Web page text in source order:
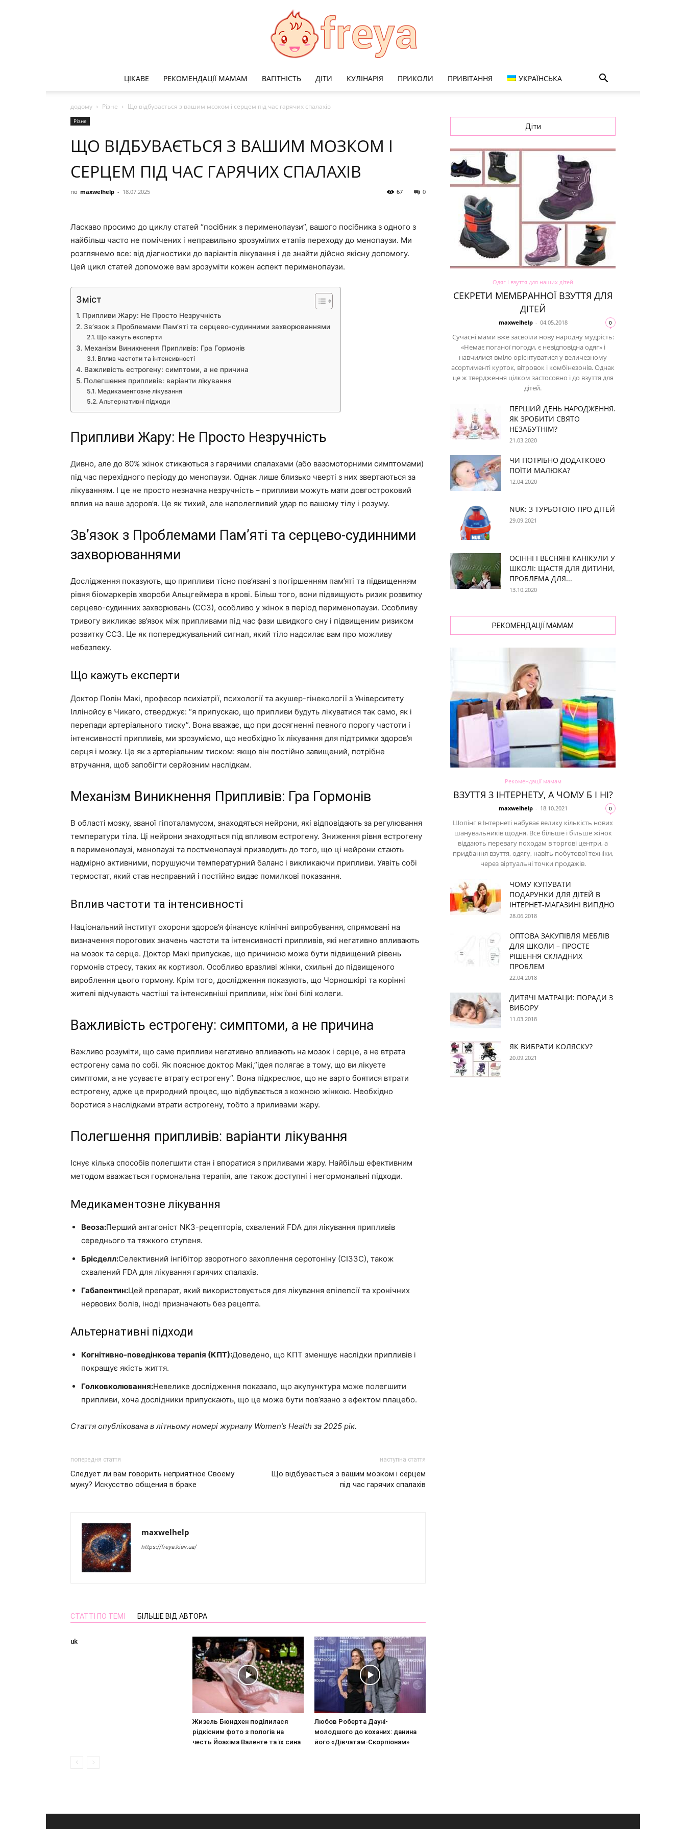
ЦІКАВЕ РЕКОМЕНДАЦІЇ МАМАМ ВАГІТНІСТЬ ДІТИ КУЛІНАРІЯ ПРИКОЛИ ПРИВІТАННЯ УКРАЇНСЬКА
додому Різне Що відбувається з вашим мозком і серцем під час гарячих спалахів
Різне
ЩО ВІДБУВАЄТЬСЯ З ВАШИМ МОЗКОМ І
СЕРЦЕМ ПІД ЧАС ГАРЯЧИХ СПАЛАХІВ
по maxwelhelp - 18.07.2025 0
67
Ласкаво просимо до циклу статей “посібник з перименопаузи”, вашого посібника з одного з
найбільш часто не помічених і неправильно зрозумілих етапів переходу до менопаузи. Ми
розглянемо все: від діагностики до варіантів лікування і де знайти дійсно якісну допомогу.
Цей цикл статей допоможе вам зрозуміти кожен аспект перименопаузи.
Зміст
Припливи Жару: Не Просто Незручність
Зв’язок з Проблемами Пам’яті та серцево-судинними захворюваннями
Що кажуть експерти
Механізм Виникнення Припливів: Гра Гормонів
Вплив частоти та інтенсивності
Важливість естрогену: симптоми, а не причина
Полегшення припливів: варіанти лікування
Медикаментозне лікування
Альтернативні підходи
Припливи Жару: Не Просто Незручність
Дивно, але до 80% жінок стикаються з гарячими спалахами (або вазомоторними симптомами)
під час перехідного періоду до менопаузи. Однак лише близько чверті з них звертаються за
лікуванням. І це не просто незначна незручність – припливи можуть мати довгостроковий
вплив на ваше здоров’я. Це як тихий, але наполегливий удар по вашому тілу і розуму.
Зв’язок з Проблемами Пам’яті та серцево-судинними
захворюваннями
Дослідження показують, що припливи тісно пов’язані з погіршенням пам’яті та підвищенням
рівня біомаркерів хвороби Альцгеймера в крові. Більш того, вони підвищують ризик розвитку
серцево-судинних захворювань (ССЗ), особливо у жінок в період перименопаузи. Особливу
тривогу викликає зв’язок між припливами під час фази швидкого сну і підвищеним ризиком
розвитку ССЗ. Це як попереджувальний сигнал, який тіло надсилає вам про можливу
небезпеку.
Що кажуть експерти
Доктор Полін Макі, професор психіатрії, психології та акушер-гінекології з Університету
Іллінойсу в Чикаго, стверджує: “я припускаю, що припливи будуть лікуватися так само, як і
перепади артеріального тиску”. Вона вважає, що при досягненні певного порогу частоти і
інтенсивності припливів, ми зрозуміємо, що необхідно їх лікування для підтримки здоров’я
серця і мозку. Це як з артеріальним тиском: якщо він постійно завищений, потрібне
втручання, щоб запобігти серйозним наслідкам.
Механізм Виникнення Припливів: Гра Гормонів
В області мозку, званої гіпоталамусом, знаходяться нейрони, які відповідають за регулювання
температури тіла. Ці нейрони знаходяться під впливом естрогену. Зниження рівня естрогену
в перименопаузі, менопаузі та постменопаузі призводить до того, що ці нейрони стають
надмірно активними, порушуючи температурний баланс і викликаючи припливи. Уявіть собі
термостат, який став несправний і постійно видає помилкові показання.
Вплив частоти та інтенсивності
Національний інститут охорони здоров’я фінансує клінічні випробування, спрямовані на
визначення порогових значень частоти та інтенсивності припливів, які негативно впливають
на мозок та серце. Доктор Макі припускає, що причиною може бути підвищений рівень
гормонів стресу, таких як кортизол. Особливо вразливі жінки, схильні до підвищеного
вироблення цього гормону. Крім того, дослідження показують, що Чорношкірі та корінні
жителі відчувають частіші та інтенсивніші припливи, ніж їхні білі колеги.
Важливість естрогену: симптоми, а не причина
Важливо розуміти, що саме припливи негативно впливають на мозок і серце, а не втрата
естрогену сама по собі. Як пояснює доктор Макі,”ідея полягає в тому, що ви лікуєте
симптоми, а не усуваєте втрату естрогену”. Вона підкреслює, що не варто боятися втрати
естрогену, адже це природний процес, що відбувається з кожною жінкою. Необхідно
боротися з наслідками втрати естрогену, тобто з приливами жару.
Полегшення припливів: варіанти лікування
Існує кілька способів полегшити стан і впоратися з приливами жару. Найбільш ефективним
методом вважається гормональна терапія, але також доступні і негормональні підходи.
Медикаментозне лікування
Веоза:Перший антагоніст NK3-рецепторів, схвалений FDA для лікування припливів
середнього та тяжкого ступеня.
Брісделл:Селективний інгібітор зворотного захоплення серотоніну (СІЗЗС), також
схвалений FDA для лікування гарячих спалахів.
Габапентин:Цей препарат, який використовується для лікування епілепсії та хронічних
нервових болів, іноді призначають без рецепта.
Альтернативні підходи
Когнітивно-поведінкова терапія (КПТ):Доведено, що КПТ зменшує наслідки припливів і
покращує якість життя.
Голковколювання:Невелике дослідження показало, що акупунктура може полегшити
припливи, хоча дослідники припускають, що це може бути пов’язано з ефектом плацебо.
Стаття опублікована в літньому номері журналу Women’s Health за 2025 рік.
попередня стаття
Следует ли вам говорить неприятное Своему
мужу? Искусство общения в браке
наступна стаття
Що відбувається з вашим мозком і серцем
під час гарячих спалахів
maxwelhelp
https://freya.kiev.ua/
СТАТТІ ПО ТЕМІ БІЛЬШЕ ВІД АВТОРА
uk
Жизель Бюндхен поділилася
рідкісним фото з пологів на
честь Йоахіма Валенте та їх сина
Любов Роберта Дауні-
молодшого до коханих: данина
його «Дівчатам-Скорпіонам»
Діти
Одяг і взуття для наших дітей
СЕКРЕТИ МЕМБРАННОЇ ВЗУТТЯ ДЛЯ
ДІТЕЙ
maxwelhelp - 04.05.2018 0
Сучасні мами вже засвоїли нову народну мудрість:
«Немає поганої погоди, є невідповідна одяг» і
навчилися вміло орієнтуватися у величезному
асортименті курток, вітровок і комбінезонів. Однак
це ж твердження цілком застосовно і до взуття для
дітей.
ПЕРШИЙ ДЕНЬ НАРОДЖЕННЯ.
ЯК ЗРОБИТИ СВЯТО
НЕЗАБУТНІМ?
21.03.2020
ЧИ ПОТРІБНО ДОДАТКОВО
ПОЇТИ МАЛЮКА?
12.04.2020
NUK: З ТУРБОТОЮ ПРО ДІТЕЙ
29.09.2021
ОСІННІ І ВЕСНЯНІ КАНІКУЛИ У
ШКОЛІ: ЩАСТЯ ДЛЯ ДИТИНИ,
ПРОБЛЕМА ДЛЯ...
13.10.2020
РЕКОМЕНДАЦІЇ МАМАМ
Рекомендації мамам
ВЗУТТЯ З ІНТЕРНЕТУ, А ЧОМУ Б І НІ?
maxwelhelp - 18.10.2021 0
Шопінг в Інтернеті набуває велику кількість нових
шанувальників щодня. Все більше і більше жінок
віддають перевагу походам в торгові центри, а
придбання взуття, одягу, навіть побутової техніки,
через віртуальні точки продажів.
ЧОМУ КУПУВАТИ
ПОДАРУНКИ ДЛЯ ДІТЕЙ В
ІНТЕРНЕТ-МАГАЗИНІ ВИГІДНО
28.06.2018
ОПТОВА ЗАКУПІВЛЯ МЕБЛІВ
ДЛЯ ШКОЛИ – ПРОСТЕ
РІШЕННЯ СКЛАДНИХ
ПРОБЛЕМ
22.04.2018
ДИТЯЧІ МАТРАЦИ: ПОРАДИ З
ВИБОРУ
11.03.2018
ЯК ВИБРАТИ КОЛЯСКУ?
20.09.2021